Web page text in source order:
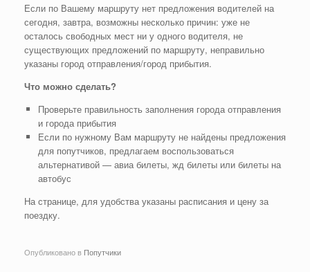
Если по Вашему маршруту нет предложения водителей на
сегодня, завтра, возможны несколько причин: уже не
осталось свободных мест ни у одного водителя, не
существующих предложений по маршруту, неправильно
указаны город отправления/город прибытия.
Что можно сделать?
Проверьте правильность заполнения города отправления
и города прибытия
Если по нужному Вам маршруту не найдены предложения
для попутчиков, предлагаем воспользоваться
альтернативой — авиа билеты, жд билеты или билеты на
автобус
На странице, для удобства указаны расписания и цену за
поездку.
Опубликовано в Попутчики